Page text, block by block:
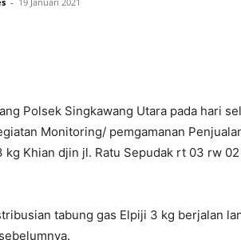
Polsek Singkawang Utara pada hari
Monitoring/ pemgamanan
kg Khian djin jl. Ratu Sepudak rt 03 rw
tabung gas Elpiji 3 kg berjalan